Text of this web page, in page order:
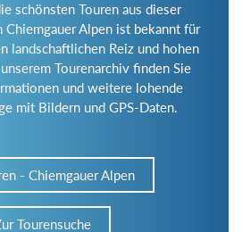
schönsten Touren aus dieser
Chiemgauer Alpen ist bekannt für
landschaftlichen Reiz und hohen
Tourenarchiv finden Sie
und weitere lohende
mit Bildern und GPS-Daten.
- Chiemgauer Alpen
Tourensuche